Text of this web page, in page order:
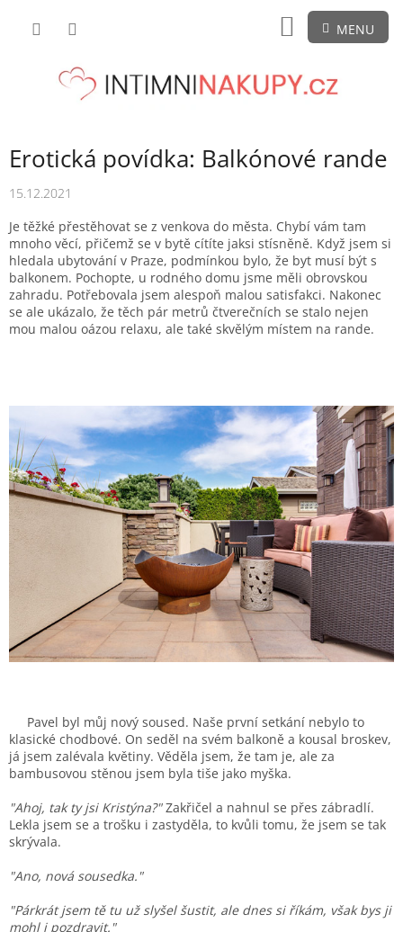
NÁKUPNÍ
KOŠÍK
Erotická povídka: Balkónové rande
15.12.2021
Je těžké přestěhovat se z venkova do města. Chybí vám tam
mnoho věcí, přičemž se v bytě cítíte jaksi stísněně. Když jsem si
hledala ubytování v Praze, podmínkou bylo, že byt musí být s
balkonem. Pochopte, u rodného domu jsme měli obrovskou
zahradu. Potřebovala jsem alespoň malou satisfakci. Nakonec
se ale ukázalo, že těch pár metrů čtverečních se stalo nejen
mou malou oázou relaxu, ale také skvělým místem na rande.
Pavel byl můj nový soused. Naše první setkání nebylo to
klasické chodbové. On seděl na svém balkoně a kousal broskev,
já jsem zalévala květiny. Věděla jsem, že tam je, ale za
bambusovou stěnou jsem byla tiše jako myška.
"Ahoj, tak ty jsi Kristýna?"Zakřičel a nahnul se přes zábradlí.
Lekla jsem se a trošku i zastyděla, to kvůli tomu, že jsem se tak
skrývala.
"Ano, nová sousedka."
"Párkrát jsem tě tu už slyšel šustit, ale dnes si říkám, však bys ji
mohl i pozdravit."